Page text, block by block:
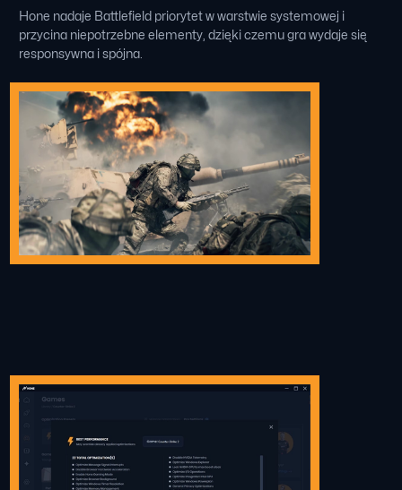
Hone nadaje Battlefield priorytet w warstwie systemowej i
przycina niepotrzebne elementy, dzięki czemu gra wydaje się
responsywna i spójna.